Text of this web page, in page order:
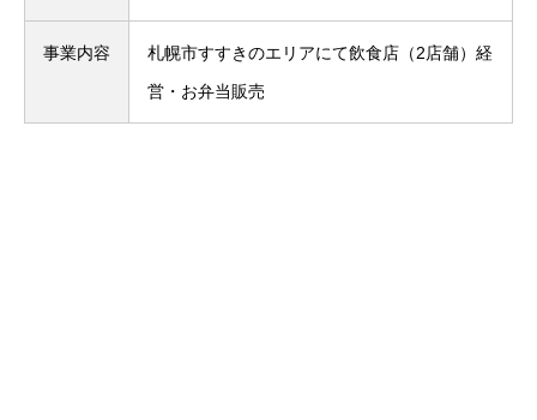
事業内容
札幌市すすきのエリアにて飲食店（2店舗）経
営・お弁当販売